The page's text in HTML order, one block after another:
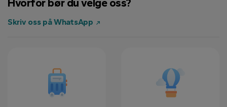
Hvorfor bør du velge oss?
Skriv oss på WhatsApp